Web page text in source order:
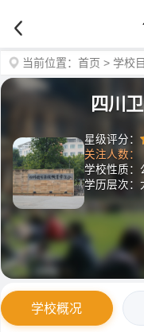
当前位置： 首页 > 学校
四川
星级评分：
关注人数：
学校性质：
学历层次：
学校概况